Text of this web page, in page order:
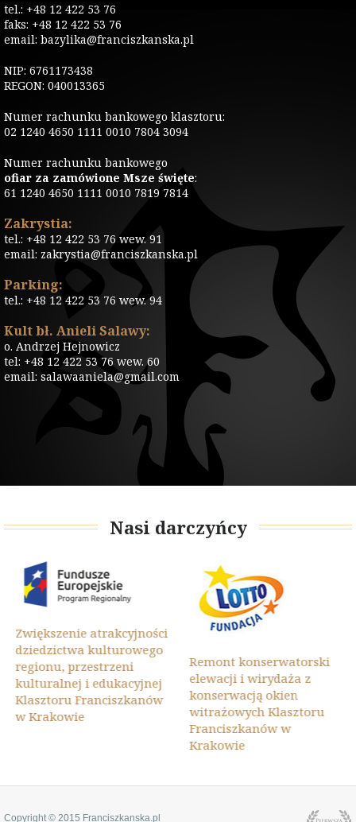
tel.: +48 12 422 53 76
faks: +48 12 422 53 76
email: bazylika@franciszkanska.pl
NIP: 6761173438
REGON: 040013365
Numer rachunku bankowego klasztoru:
02 1240 4650 1111 0010 7804 3094
Numer rachunku bankowego
ofiar za zamówione Msze święte:
61 1240 4650 1111 0010 7819 7814
Zakrystia:
tel.: +48 12 422 53 76 wew. 91
email: zakrystia@franciszkanska.pl
Parking:
tel.: +48 12 422 53 76 wew. 94
Kult bł. Anieli Salawy:
o. Andrzej Hejnowicz
tel: +48 12 422 53 76 wew. 60
email: salawaaniela@gmail.com
Nasi darczyńcy
Zwiększenie atrakcyjności
dziedzictwa kulturowego
regionu, przestrzeni
kulturalnej i edukacyjnej
Klasztoru Franciszkanów
w Krakowie
Remont konserwatorski
elewacji i wirydaża z
konserwacją okien
witrażowych Klasztoru
Franciszkanów w
Krakowie
Copyright © 2015 Franciszkanska.pl